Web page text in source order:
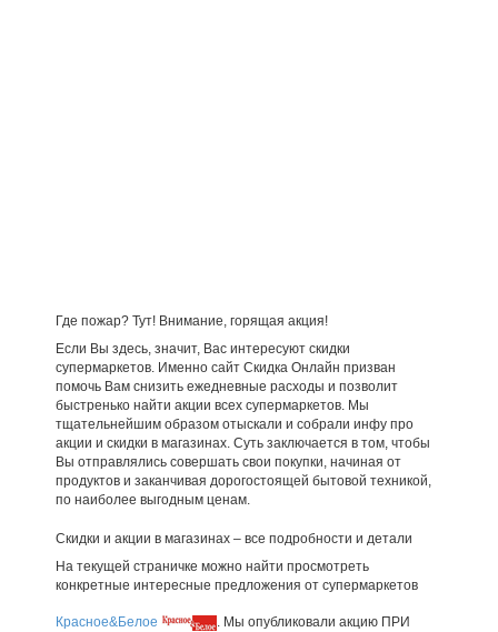
Где пожар? Тут! Внимание, горящая акция!
Если Вы здесь, значит, Вас интересуют скидки
супермаркетов. Именно сайт Скидка Онлайн призван
помочь Вам снизить ежедневные расходы и позволит
быстренько найти акции всех супермаркетов. Мы
тщательнейшим образом отыскали и собрали инфу про
акции и скидки в магазинах. Суть заключается в том, чтобы
Вы отправлялись совершать свои покупки, начиная от
продуктов и заканчивая дорогостоящей бытовой техникой,
по наиболее выгодным ценам.
Скидки и акции в магазинах – все подробности и детали
На текущей страничке можно найти просмотреть
конкретные интересные предложения от супермаркетов
Красное&Белое . Мы опубликовали акцию ПРИ